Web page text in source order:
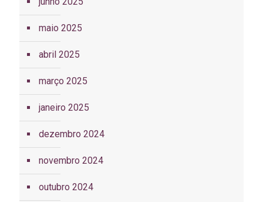
maio 2025
abril 2025
março 2025
janeiro 2025
dezembro 2024
novembro 2024
outubro 2024